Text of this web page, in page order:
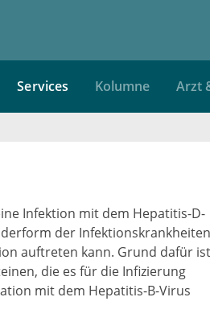
Services Kolumne Arzt
Infektion mit dem Hepatitis-D-
der Infektionskrankheiten
auftreten kann. Grund dafür ist
die es für die Infizierung
mit dem Hepatitis-B-Virus